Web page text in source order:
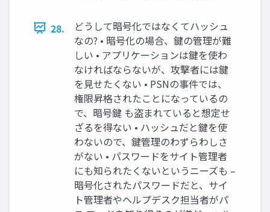
28.
どうして暗号化ではなくてハッシュ
なの? • 暗号化の場合、鍵の管理が難
しい • アプリケーションは鍵を使わ
なければならないが、攻撃者には鍵
を見せたくない • PSNの事件では、
権限昇格されたことになっているの
で、暗号鍵 も盗まれていると想定せ
ざるを得ない • ハッシュだと鍵を使
わないので、鍵管理のわずらわしさ
がない • パスワードをサイト管理者
にも知られたくないというニーズも –
暗号化されたパスワードだと、サイ
ト管理者やヘルプデスク担当者がパ